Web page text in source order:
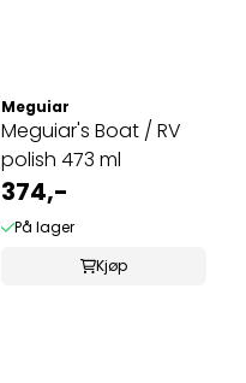
Meguiar
Meguiar's Boat / RV
polish 473 ml
374,-
På lager
Kjøp